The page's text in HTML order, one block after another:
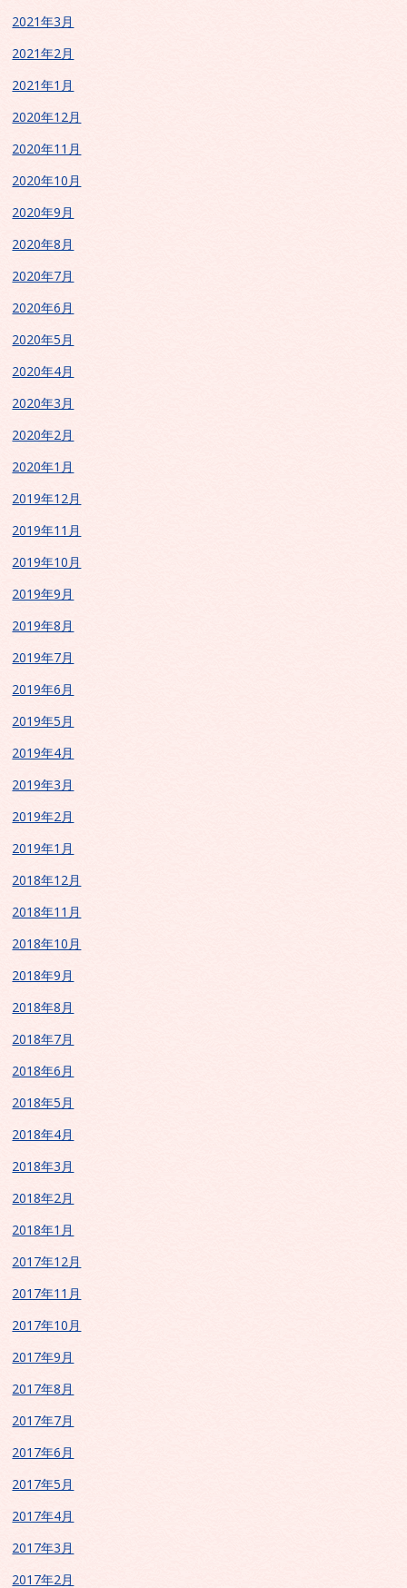
2021年3月
2021年2月
2021年1月
2020年12月
2020年11月
2020年10月
2020年9月
2020年8月
2020年7月
2020年6月
2020年5月
2020年4月
2020年3月
2020年2月
2020年1月
2019年12月
2019年11月
2019年10月
2019年9月
2019年8月
2019年7月
2019年6月
2019年5月
2019年4月
2019年3月
2019年2月
2019年1月
2018年12月
2018年11月
2018年10月
2018年9月
2018年8月
2018年7月
2018年6月
2018年5月
2018年4月
2018年3月
2018年2月
2018年1月
2017年12月
2017年11月
2017年10月
2017年9月
2017年8月
2017年7月
2017年6月
2017年5月
2017年4月
2017年3月
2017年2月